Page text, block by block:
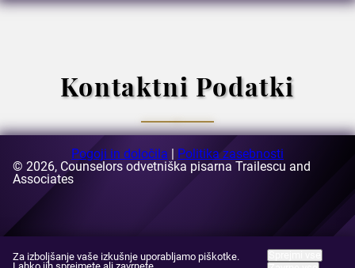
Kontaktni Podatki
E-naslov: [email protected]
Naslov:
sektor 1, Bukarešta, Romunija
Za izboljšanje vaše izkušnje uporabljamo piškotke.
Pogoji in določila | Politika zasebnosti
© 2026, Counselors odvetniška pisarna Trailescu and
Associates